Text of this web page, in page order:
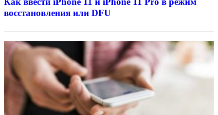
восстановления или DFU